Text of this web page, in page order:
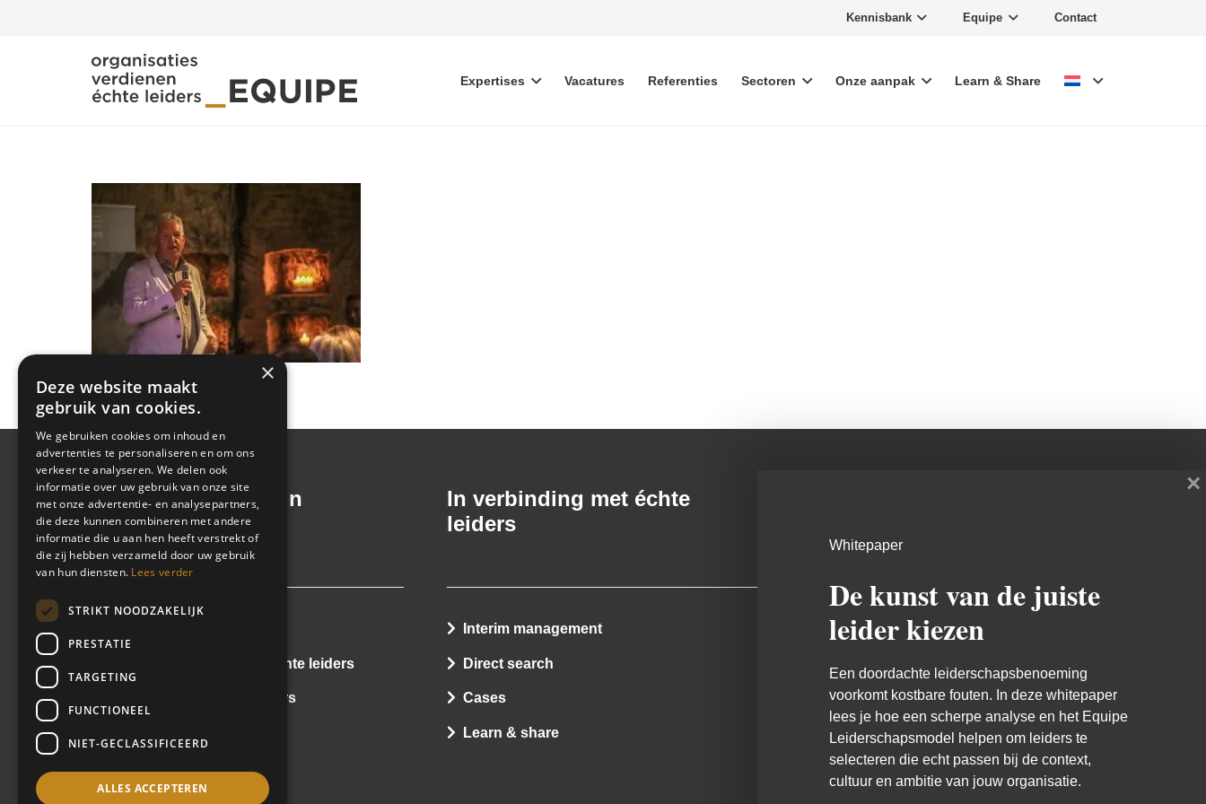
Kennisbank Equipe Contact
Expertises Vacatures Referenties Sectoren Onze aanpak Learn & Share
Voor échte leiders in
beweging
Positiewisselingen van échte leiders
Interviews met échte leiders
In verbinding met échte
leiders
Interim management
Direct search
Cases
Learn & share
Whitepaper
De kunst van de juiste
leider kiezen
Een doordachte leiderschapsbenoeming
voorkomt kostbare fouten. In deze whitepaper
lees je hoe een scherpe analyse en het Equipe
Leiderschapsmodel helpen om leiders te
selecteren die echt passen bij de context,
cultuur en ambitie van jouw organisatie.
×
×
Deze website maakt
gebruik van cookies.
We gebruiken cookies om inhoud en
advertenties te personaliseren en om ons
verkeer te analyseren. We delen ook
informatie over uw gebruik van onze site
met onze advertentie- en analysepartners,
die deze kunnen combineren met andere
informatie die u aan hen heeft verstrekt of
die zij hebben verzameld door uw gebruik
van hun diensten. Lees verder
STRIKT NOODZAKELIJK
PRESTATIE
TARGETING
FUNCTIONEEL
NIET-GECLASSIFICEERD
ALLES ACCEPTEREN